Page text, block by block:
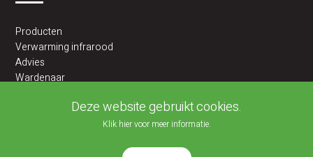
Producten
Verwarming infrarood
Advies
Wardenaar
Deze website gebruikt cookies.
Klik hier voor meer informatie.